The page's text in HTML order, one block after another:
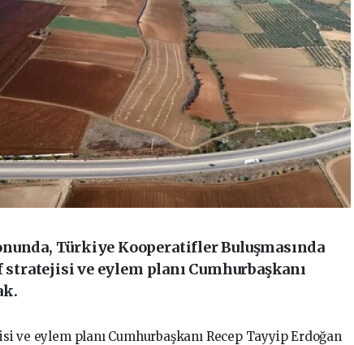
Türkiye Kooperatifler Buluşmasında
ve eylem planı Cumhurbaşkanı
ve eylem planı Cumhurbaşkanı Recep Tayyip Erdoğan